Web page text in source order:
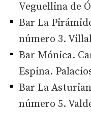
Veguellina de
Bar La
número 3.
Bar Mónica.
Espina.
Bar La
número 5.